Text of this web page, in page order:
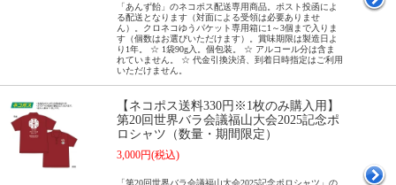
「あんず飴」のネコポス配送専用商品。ポスト投函によ
る配送となります（対面による受領は必要ありませ
ん）。クロネコゆうパケット専用箱に1～3個まで入りま
す（個数はお選びいただけます）。賞味期限は製造日よ
り1年。 ☆ 1袋90g入。個包装。 ☆ アルコール分は含ま
れていません。 ☆ 代金引換決済、到着日時指定はご利用
いただけません。
【ネコポス送料330円※1枚のみ購入用】
第20回世界バラ会議福山大会2025記念ポ
ロシャツ（数量・期間限定）
3,000円(税込)
「第20回世界バラ会議福山大会2025記念ポロシャツ」の